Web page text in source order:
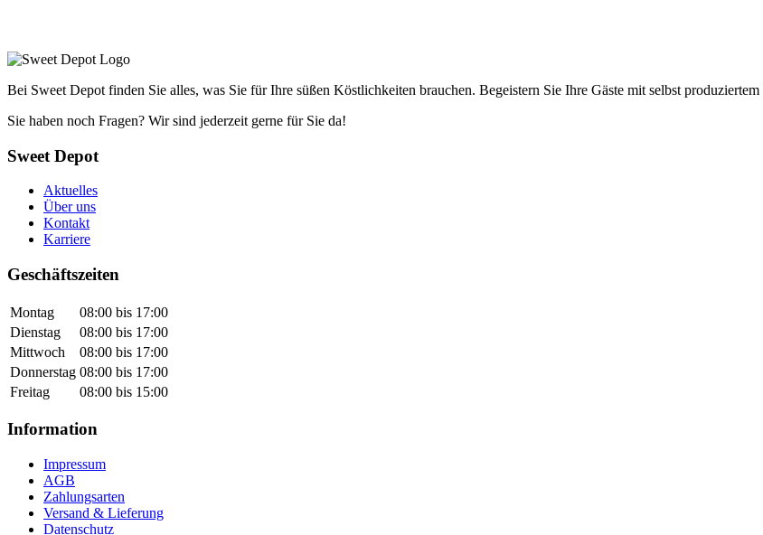
Bei Sweet Depot finden Sie alles, was Sie für Ihre süßen Köstlichkeiten brauchen. Begeistern Sie Ihre Gäste mit selbst
Sie haben noch Fragen? Wir sind jederzeit gerne für Sie da!
Sweet Depot
Aktuelles
Über uns
Kontakt
Karriere
Geschäftszeiten
Montag
08:00 bis 17:00
Dienstag
08:00 bis 17:00
Mittwoch
08:00 bis 17:00
Donnerstag 08:00 bis 17:00
Freitag
08:00 bis 15:00
Information
Impressum
AGB
Zahlungsarten
Versand & Lieferung
Datenschutz